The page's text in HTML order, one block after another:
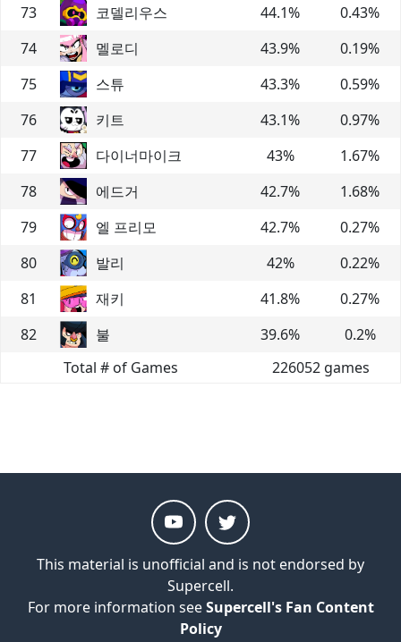
73
코델리우스 44.1% 0.43%
74
멜로디 43.9% 0.19%
75
스튜 43.3% 0.59%
76
키트 43.1% 0.97%
77
다이너마이크 43% 1.67%
78
에드거 42.7% 1.68%
79
엘 프리모 42.7% 0.27%
80
발리 42% 0.22%
81
재키 41.8% 0.27%
82
불 39.6% 0.2%
Total # of Games
226052games
This material is unofficial and is not endorsed by
Supercell.
For more information seeSupercell's Fan Content
Policy